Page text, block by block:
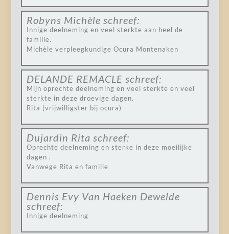
Robyns Michèle schreef:
Innige deelneming en veel sterkte aan heel de
familie.
Michèle verpleegkundige Ocura Montenaken
DELANDE REMACLE schreef:
Mijn oprechte deelneming en veel sterkte en veel
sterkte in deze droevige dagen.
Rita (vrijwilligster bij ocura)
Dujardin Rita schreef:
Oprechte deelneming en sterke in deze moeilijke
dagen .
Vanwege Rita en familie
Dennis Evy Van Haeken Dewelde
schreef:
Innige deelneming